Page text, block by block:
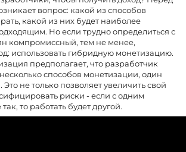
вопрос: какой из способов
какой из них будет наиболее
Но если трудно определиться с
компромиссный, тем не менее,
использовать гибридную монетизацию.
предполагает, что разработчик
способов монетизации, один
Это не только позволяет увеличить свой
риски - если с одним
то работать будет другой.